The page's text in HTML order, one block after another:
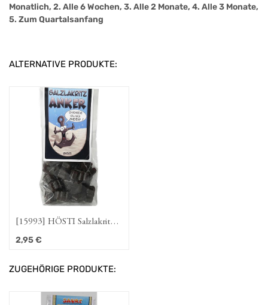
Monatlich, 2. Alle 6 Wochen, 3. Alle 2 Monate, 4. Alle 3 Monate,
5. Zum Quartalsanfang
ALTERNATIVE PRODUKTE:
[15993] HÖSTI Salzlakritz-
Anker
2,95€
ZUGEHÖRIGE PRODUKTE: